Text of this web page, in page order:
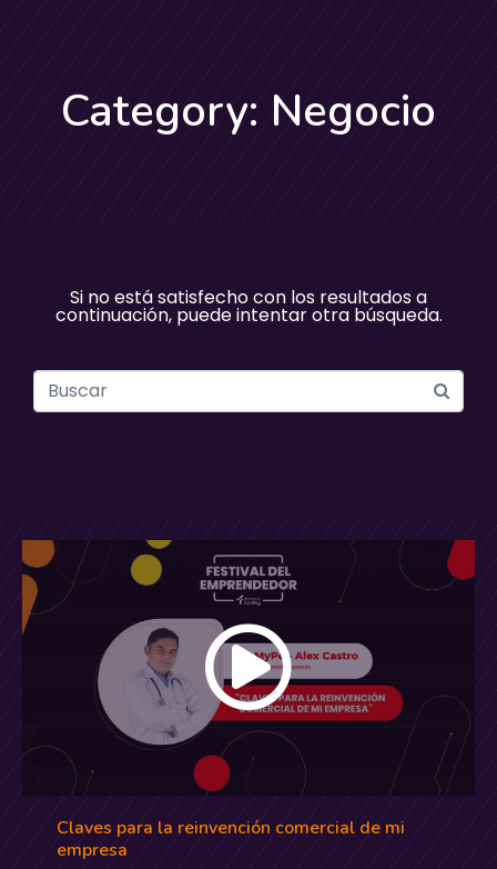
Category: Negocio
Si no está satisfecho con los resultados a
continuación, puede intentar otra búsqueda.
Claves para la reinvención comercial de mi
empresa